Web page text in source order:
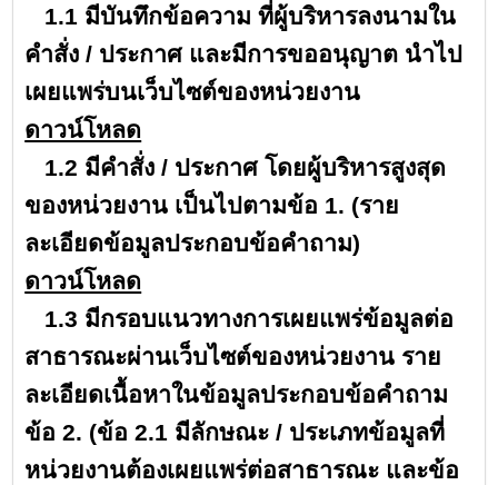
1.1 มีบันทึกข้อความ ที่ผู้บริหารลงนามใน
คำสั่ง / ประกาศ และมีการขออนุญาต นำไป
เผยแพร่บนเว็บไซต์ของหน่วยงาน
ดาวน์โหลด
1.2 มีคำสั่ง / ประกาศ โดยผู้บริหารสูงสุด
ของหน่วยงาน เป็นไปตามข้อ 1. (ราย
ละเอียดข้อมูลประกอบข้อคำถาม)
ดาวน์โหลด
1.3 มีกรอบแนวทางการเผยแพร่ข้อมูลต่อ
สาธารณะผ่านเว็บไซต์ของหน่วยงาน ราย
ละเอียดเนื้อหาในข้อมูลประกอบข้อคำถาม
ข้อ 2. (ข้อ 2.1 มีลักษณะ / ประเภทข้อมูลที่
หน่วยงานต้องเผยแพร่ต่อสาธารณะ และข้อ